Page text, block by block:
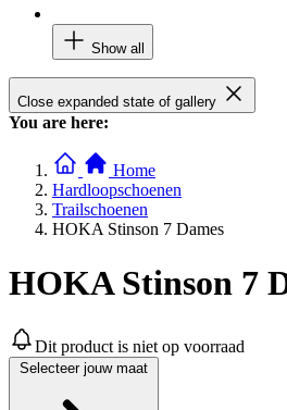
Show all
Close expanded state of gallery
You are here:
Home
Hardloopschoenen
Trailschoenen
HOKA Stinson 7 Dames
HOKA Stinson 7
Dit product is niet op voorraad
Selecteer jouw maat